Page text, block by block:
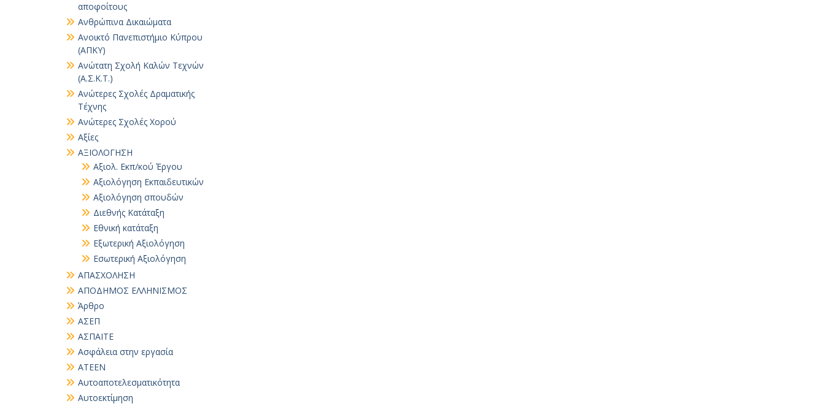
αποφοίτους
Ανθρώπινα Δικαιώματα
Ανοικτό Πανεπιστήμιο Κύπρου
(ΑΠΚΥ)
Ανώτατη Σχολή Καλών Τεχνών
(Α.Σ.Κ.Τ.)
Ανώτερες Σχολές Δραματικής
Τέχνης
Ανώτερες Σχολές Χορού
Αξίες
ΑΞΙΟΛΟΓΗΣΗ
Αξιολ. Εκπ/κού Έργου
Αξιολόγηση Εκπαιδευτικών
Αξιολόγηση σπουδών
Διεθνής Κατάταξη
Εθνική κατάταξη
Εξωτερική Αξιολόγηση
Εσωτερική Αξιολόγηση
ΑΠΑΣΧΟΛΗΣΗ
ΑΠΟΔΗΜΟΣ ΕΛΛΗΝΙΣΜΟΣ
Άρθρο
ΑΣΕΠ
ΑΣΠΑΙΤΕ
Ασφάλεια στην εργασία
ΑΤΕΕΝ
Αυτοαποτελεσματικότητα
Αυτοεκτίμηση